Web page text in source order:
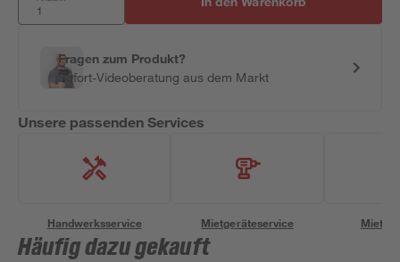
Fragen zum Produkt?
Sofort-Videoberatung aus dem Markt
Unsere passenden Services
Handwerksservice Mietgeräteservice
Häufig dazu gekauft